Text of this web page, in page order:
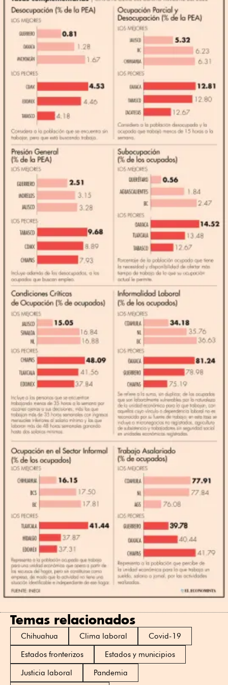
Temas relacionados
Chihuahua Clima laboral
Covid-19
Estados fronterizos
Estados y municipios
Justicia laboral
Pandemia